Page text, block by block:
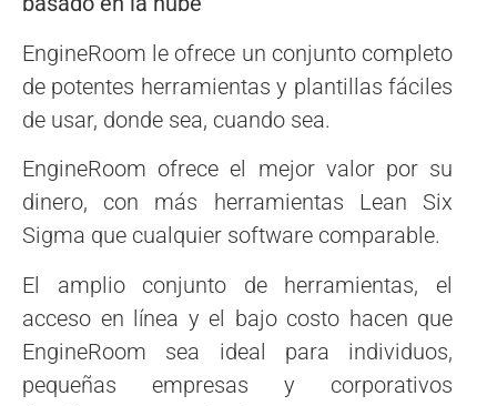
EngineRoom le ofrece un conjunto completo
de potentes herramientas y plantillas fáciles
de usar, donde sea, cuando sea.
EngineRoom ofrece el mejor valor por su
dinero, con más herramientas Lean Six
Sigma que cualquier software comparable.
El amplio conjunto de herramientas, el
acceso en línea y el bajo costo hacen que
EngineRoom sea ideal para individuos,
pequeñas empresas y corporativos